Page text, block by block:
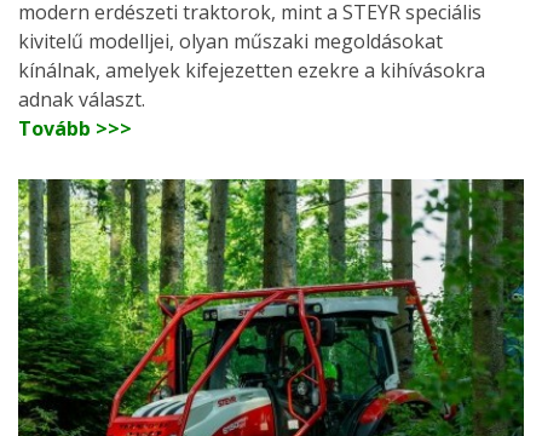
modern erdészeti traktorok, mint a STEYR speciális
kivitelű modelljei, olyan műszaki megoldásokat
kínálnak, amelyek kifejezetten ezekre a kihívásokra
adnak választ.
Tovább >>>